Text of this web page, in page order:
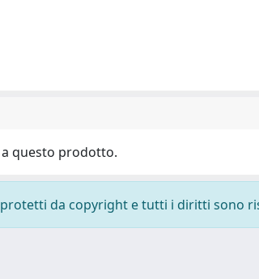
questo prodotto.
da copyright e tutti i diritti sono